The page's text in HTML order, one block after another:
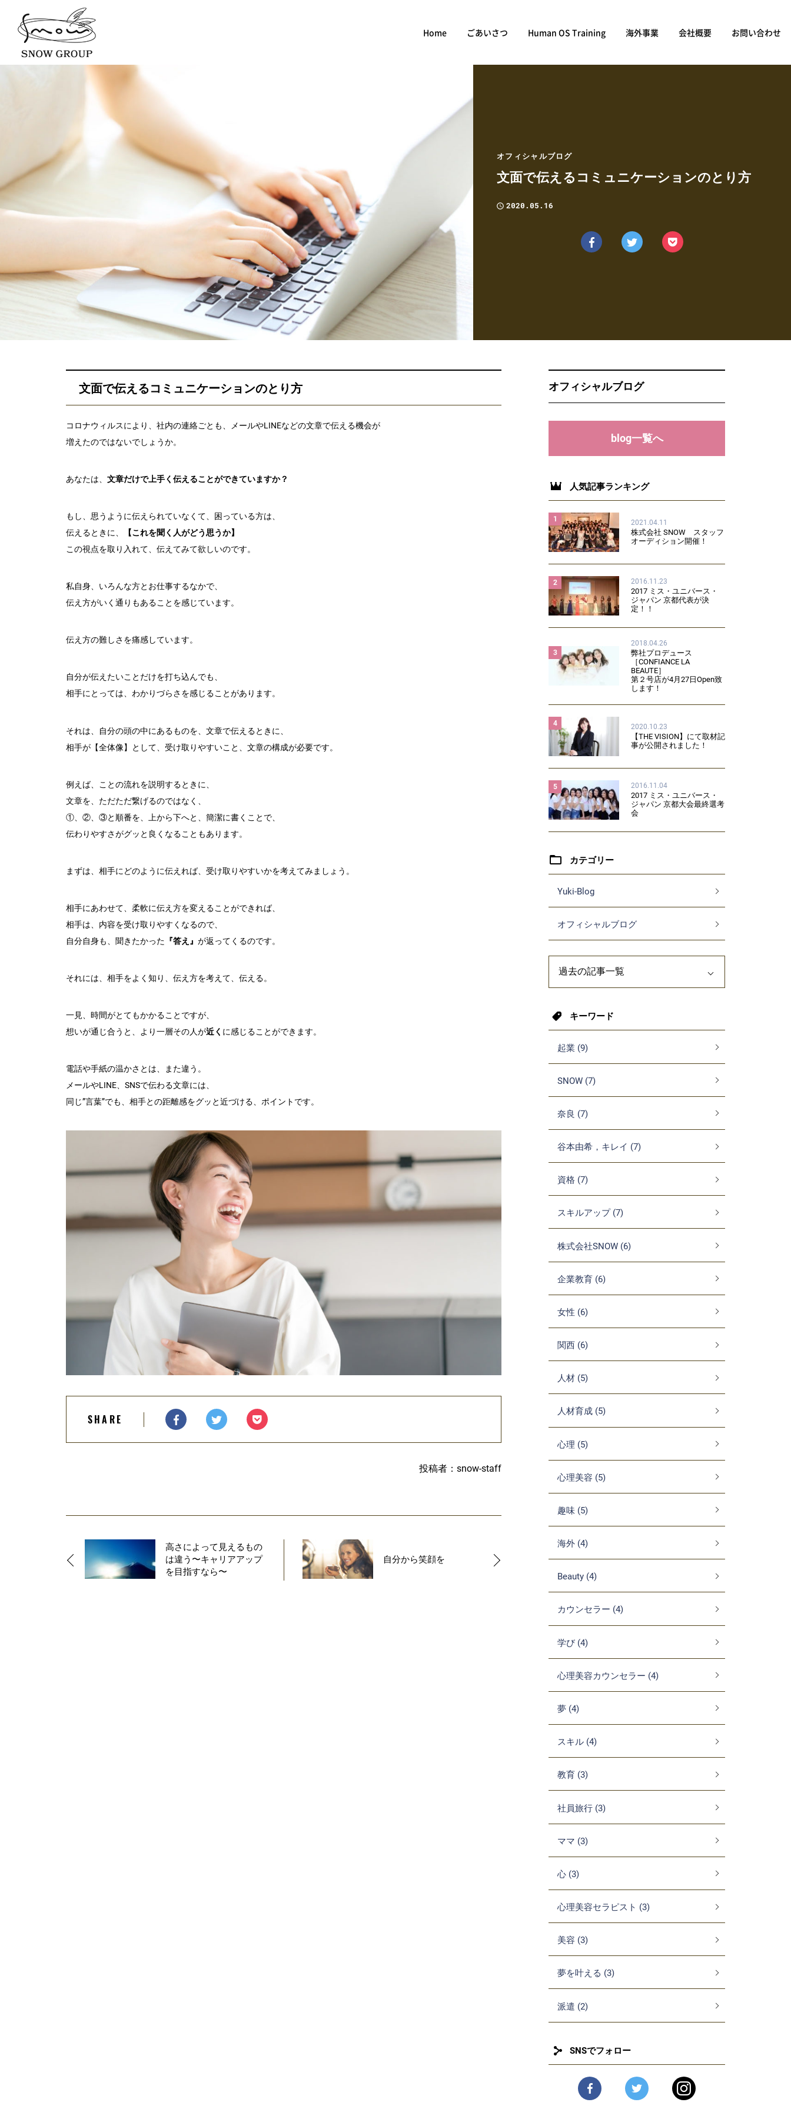
Home ごあいさつ Human OS Training 海外事業 会社概要 お問い合わせ
オフィシャルブログ
文面で伝えるコミュニケーションのとり方
2020.05.16
文面で伝えるコミュニケーションのとり方
コロナウィルスにより、社内の連絡ごとも、メールやLINEなどの文章で伝える機会が
増えたのではないでしょうか。
あなたは、 文章だけで上手く伝えることができていますか？
もし、思うように伝えられていなくて、困っている方は、
伝えるときに、
【これを聞く人がどう思うか】
この視点を取り入れて、伝えてみて欲しいのです。
私自身、いろんな方とお仕事するなかで、
伝え方がいく通りもあることを感じています。
伝え方の難しさを痛感しています。
自分が伝えたいことだけを打ち込んでも、
相手にとっては、わかりづらさを感じることがあります。
それは、自分の頭の中にあるものを、文章で伝えるときに、
相手が【全体像】として、受け取りやすいこと、文章の構成が必要です。
例えば、ことの流れを説明するときに、
文章を、ただただ繋げるのではなく、
①、②、③と順番を、上から下へと、簡潔に書くことで、
伝わりやすさがグッと良くなることもあります。
まずは、相手にどのように伝えれば、受け取りやすいかを考えてみましょう。
相手にあわせて、柔軟に伝え方を変えることができれば、
相手は、内容を受け取りやすくなるので、
自分自身も、聞きたかった 『答え』 が返ってくるのです。
それには、相手をよく知り、伝え方を考えて、伝える。
一見、時間がとてもかかることですが、
想いが通じ合うと、より一層その人が近く に感じることができます。
電話や手紙の温かさとは、また違う。
メールやLINE、SNSで伝わる文章には、
同じ”言葉”でも、相手との距離感をグッと近づける、ポイントです。
SHARE
投稿者：snow-staff
高さによって見えるもの
は違う〜キャリアアップ
を目指すなら〜
自分から笑顔を
オフィシャルブログ
blog一覧へ
人気記事ランキング
1 2021.04.11
株式会社 SNOW スタッフ
オーディション開催！
2 2016.11.23
2017 ミス・ユニバース・
ジャパン 京都代表が決
定！！
3
2018.04.26
弊社プロデュース
［CONFIANCE LA
BEAUTE］
第２号店が4月27日Open致
します！
4 2020.10.23
【THE VISION】にて取材記
事が公開されました！
5 2016.11.04
2017 ミス・ユニバース・
ジャパン 京都大会最終選考
会
カテゴリー
Yuki-Blog
オフィシャルブログ
キーワード
起業 (9)
SNOW (7)
奈良 (7)
谷本由希，キレイ (7)
資格 (7)
スキルアップ (7)
株式会社SNOW (6)
企業教育 (6)
女性 (6)
関西 (6)
人材 (5)
人材育成 (5)
心理 (5)
心理美容 (5)
趣味 (5)
海外 (4)
Beauty (4)
カウンセラー (4)
学び (4)
心理美容カウンセラー (4)
夢 (4)
スキル (4)
教育 (3)
社員旅行 (3)
ママ (3)
心 (3)
心理美容セラピスト (3)
美容 (3)
夢を叶える (3)
派遣 (2)
SNSでフォロー